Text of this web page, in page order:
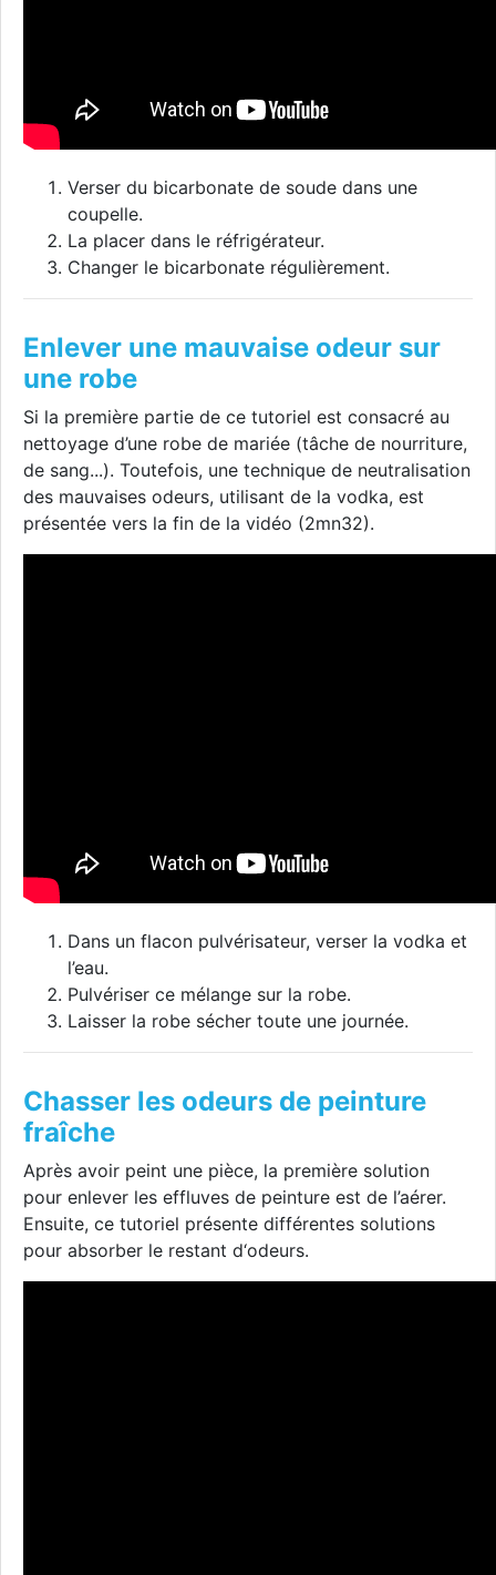
Verser du bicarbonate de soude dans une
coupelle.
La placer dans le réfrigérateur.
Changer le bicarbonate régulièrement.
Enlever une mauvaise odeur sur
une robe
Si la première partie de ce tutoriel est consacré au
nettoyage d’une robe de mariée (tâche de nourriture,
de sang...). Toutefois, une technique de neutralisation
des mauvaises odeurs, utilisant de la vodka, est
présentée vers la fin de la vidéo (2mn32).
Dans un flacon pulvérisateur, verser la vodka et
l’eau.
Pulvériser ce mélange sur la robe.
Laisser la robe sécher toute une journée.
Chasser les odeurs de peinture
fraîche
Après avoir peint une pièce, la première solution
pour enlever les effluves de peinture est de l’aérer.
Ensuite, ce tutoriel présente différentes solutions
pour absorber le restant d‘odeurs.